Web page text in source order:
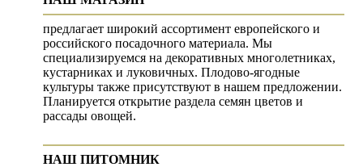
предлагает широкий ассортимент европейского и
российского посадочного материала. Мы
специализируемся на декоративных многолетниках,
кустарниках и луковичных. Плодово-ягодные
культуры также присутствуют в нашем предложении.
Планируется открытие раздела семян цветов и
рассады овощей.
НАШ ПИТОМНИК